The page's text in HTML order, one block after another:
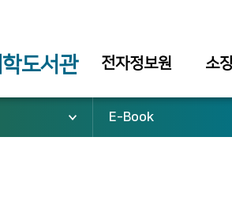
도서관 전자정보원 소
E-Book